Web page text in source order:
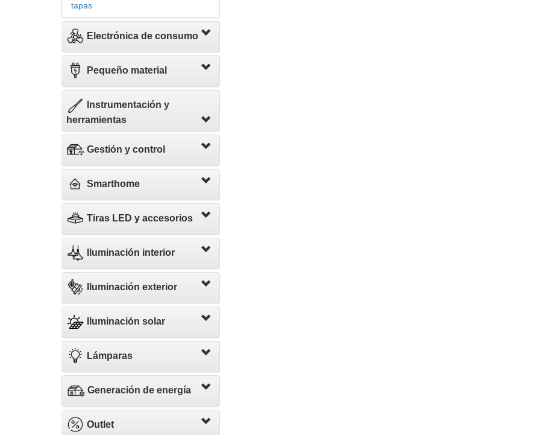
tapas
Electrónica de consumo
Pequeño material
Instrumentación y
herramientas
Gestión y control
Smarthome
Tiras LED y accesorios
Iluminación interior
Iluminación exterior
Iluminación solar
Lámparas
Generación de energía
Outlet